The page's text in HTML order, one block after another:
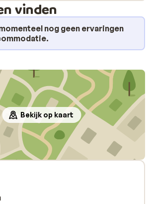
vinden
nog geen ervaringen
Bekijk op kaart